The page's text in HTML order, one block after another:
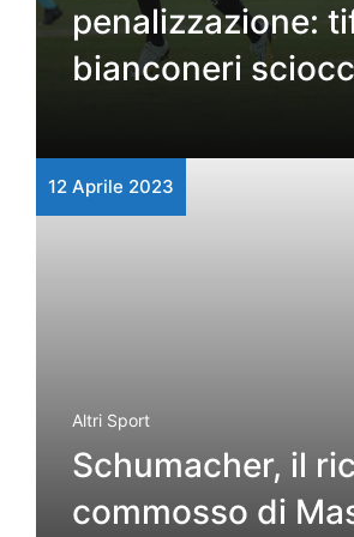
penalizzazione:
bianconeri
12 Aprile 2023
Altri Sport
Schumacher, il
commosso di